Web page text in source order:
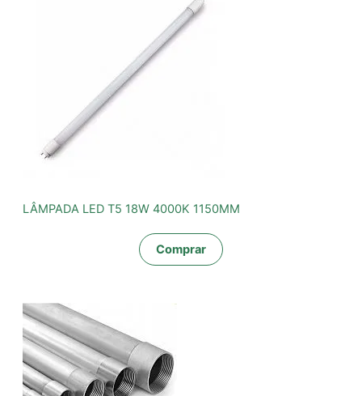
LÂMPADA LED T5 18W 4000K 1150MM
Comprar